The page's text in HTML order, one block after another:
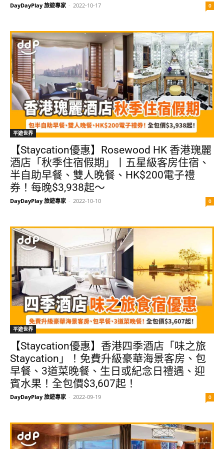
DayDayPlay 旅遊專家 - 2022-10-17 0
平遊世界
【Staycation優惠】Rosewood HK 香港瑰麗
酒店「秋季住宿假期」丨五星級客房住宿、
半自助早餐、雙人晚餐、HK$200電子禮
券！每晚$3,938起～
DayDayPlay 旅遊專家 - 2022-10-10 0
平遊世界
【Staycation優惠】香港四季酒店「味之旅
Staycation」！免費升級豪華海景客房、包
早餐、3道菜晚餐、生日或紀念日禮遇、迎
賓水果！全包價$3,607起！
DayDayPlay 旅遊專家 - 2022-09-19 0